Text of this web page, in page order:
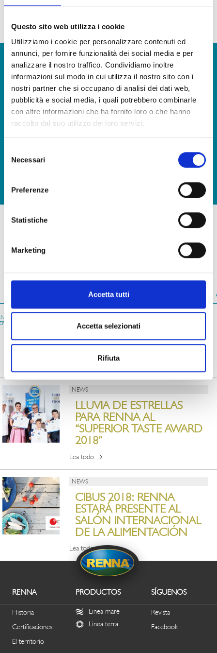
Questo sito web utilizza i cookie
Utilizziamo i cookie per personalizzare contenuti ed
annunci, per fornire funzionalità dei social media e per
analizzare il nostro traffico. Condividiamo inoltre
informazioni sul modo in cui utilizza il nostro sito con i
nostri partner che si occupano di analisi dei dati web,
pubblicità e social media, i quali potrebbero combinarle
con altre informazioni che ha fornito loro o che hanno
raccolto dal suo utilizzo dei loro servizi.
delNecessari
Preferenze
Statistiche
Marketing
Accetta tutti
Accetta selezionati
Rifiuta
ensaladas de arroz o cuscús.
Nuestra continua búsqueda de la calidad hace que algunos ingredientes y materias primas
¿Quieres más información y recibir nuestro catálogo de
productos?
CONTÁCTENOS
Llevar a la mesa el sabor del mar, en cualquier momento
DESCARGA NUESTRO CATÁLOGO Y DESCUBRE TODAS
ENSALADA DE
001
ENSALADA DE
FESTA”
ENSALADA DE
DE LA REVISTA
NEWS
LLUVIA DE ESTRELLAS
PARA RENNA AL
“SUPERIOR TASTE AWARD
2018”
Lea todo
NEWS
CIBUS 2018: RENNA
ESTARÁ PRESENTE AL
SALÓN INTERNACIONAL
DE LA ALIMENTACIÓN
Lea todo
RENNA
Historia
Certificaciones
El territorio
PRODUCTOS
Linea mare
Linea terra
SÍGUENOS
Revista
Facebook